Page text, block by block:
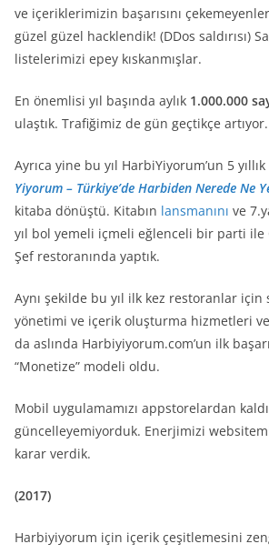
ve içeriklerimizin başarısını
güzel güzel hacklendik! (DDos saldırısı)
listelerimizi epey kıskanmışlar.
En önemlisi yıl başında aylık 1.000.000
ulaştık. Trafiğimiz de gün geçtikçe artıyor.
Ayrıca yine bu yıl HarbiYiyorum’un 5 yıllık
Yiyorum – Türkiye’de Harbiden Nerede Ne
kitaba dönüştü. Kitabın lansmanını ve
yıl bol yemeli içmeli eğlenceli bir parti ile
Şef restoranında yaptık.
Aynı şekilde bu yıl ilk kez restoranlar için
yönetimi ve içerik oluşturma hizmetleri
da aslında Harbiyiyorum.com’un ilk
“Monetize” modeli oldu.
Mobil uygulamamızı appstorelardan
güncelleyemiyorduk. Enerjimizi
karar verdik.
(2017)
Harbiyiyorum için içerik çeşitlemesini